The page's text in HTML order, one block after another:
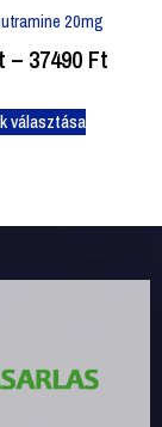
20mg
– 37490 Ft
választása